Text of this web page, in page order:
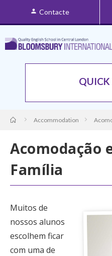
Contacte
Accommodation
Acomodação
Família
Muitos de
nossos alunos
escolhem ficar
com uma de